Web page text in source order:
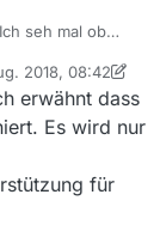
seh mal ob
2018, 08:42
DerReisende77
erwähnt dass
Es wird nur
für